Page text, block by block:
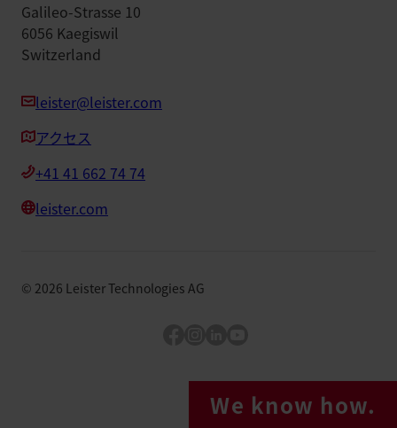
Galileo-Strasse 10
6056 Kaegiswil
Switzerland
leister@leister.com
アクセス
+41 41 662 74 74
leister.com
© 2026 Leister Technologies AG
We know how.